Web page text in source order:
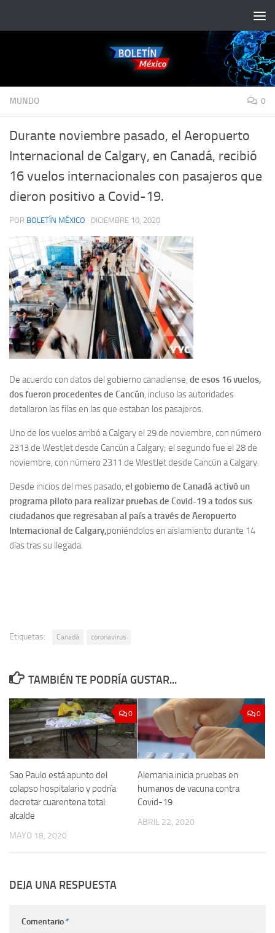
MUNDO 0
Durante noviembre pasado, el Aeropuerto
Internacional de Calgary, en Canadá, recibió
16 vuelos internacionales con pasajeros que
dieron positivo a Covid-19.
POR BOLETÍN MÉXICO · DICIEMBRE 10, 2020
De acuerdo con datos del gobierno canadiense, de esos 16 vuelos,
dos fueron procedentes de Cancún, incluso las autoridades
detallaron las filas en las que estaban los pasajeros.
Uno de los vuelos arribó a Calgary el 29 de noviembre, con número
2313 de WestJet desde Cancún a Calgary; el segundo fue el 28 de
noviembre, con número 2311 de WestJet desde Cancún a Calgary.
Desde inicios del mes pasado, el gobierno de Canadá activó un
programa piloto para realizar pruebas de Covid-19 a todos sus
ciudadanos que regresaban al país a través de Aeropuerto
Internacional de Calgary,poniéndolos en aislamiento durante 14
días tras su llegada.
Etiquetas: Canadá coronavirus
TAMBIÉN TE PODRÍA GUSTAR...
0
Sao Paulo está apunto del
colapso hospitalario y podría
decretar cuarentena total:
alcalde
MAYO 18, 2020
0
Alemania inicia pruebas en
humanos de vacuna contra
Covid-19
ABRIL 22, 2020
DEJA UNA RESPUESTA
Comentario*